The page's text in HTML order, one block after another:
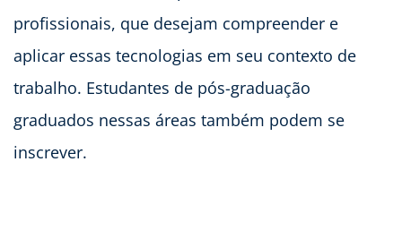
profissionais, que desejam compreender e
aplicar essas tecnologias em seu contexto de
trabalho. Estudantes de pós-graduação
graduados nessas áreas também podem se
inscrever.